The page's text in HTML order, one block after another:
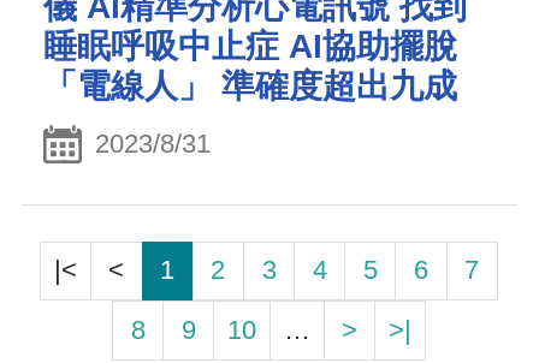
睡眠呼吸中止症 AI協助擺脫
「電線人」 準確度超出九成
2023/8/31
|< < 1 2 3 4 5 6
7
8
9 10 … > >|